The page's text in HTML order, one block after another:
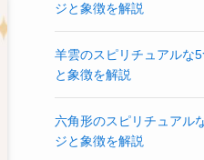
ジと象徴を解説
羊雲のスピリチュアルな
と象徴を解説
六角形のスピリチュアル
ジと象徴を解説